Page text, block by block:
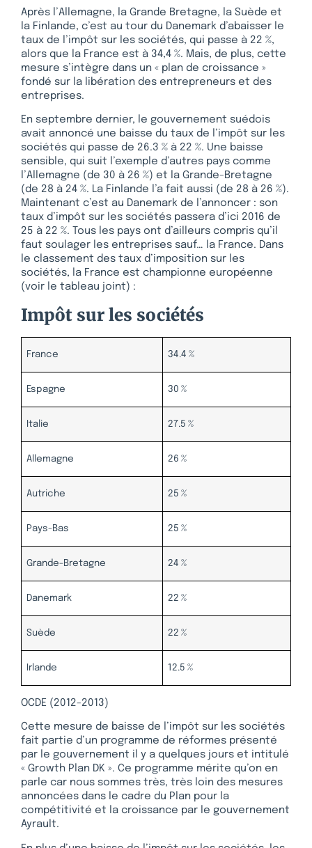
Après l’Allemagne, la Grande Bretagne, la Suède et
la Finlande, c’est au tour du Danemark d’abaisser le
taux de l’impôt sur les sociétés, qui passe à 22 %,
alors que la France est à 34,4 %. Mais, de plus, cette
mesure s’intègre dans un « plan de croissance »
fondé sur la libération des entrepreneurs et des
entreprises.
En septembre dernier, le gouvernement suédois
avait annoncé une baisse du taux de l’impôt sur les
sociétés qui passe de 26.3 % à 22 %. Une baisse
sensible, qui suit l’exemple d’autres pays comme
l’Allemagne (de 30 à 26 %) et la Grande-Bretagne
(de 28 à 24 %. La Finlande l’a fait aussi (de 28 à 26 %).
Maintenant c’est au Danemark de l’annoncer : son
taux d’impôt sur les sociétés passera d’ici 2016 de
25 à 22 %. Tous les pays ont d’ailleurs compris qu’il
faut soulager les entreprises sauf… la France. Dans
le classement des taux d’imposition sur les
sociétés, la France est championne européenne
(voir le tableau joint) :
Impôt sur les sociétés
France 34.4 %
Espagne 30 %
Italie 27.5 %
Allemagne 26 %
Autriche 25 %
Pays-Bas 25 %
Grande-Bretagne 24 %
Danemark 22 %
Suède 22 %
Irlande 12.5 %
OCDE (2012-2013)
Cette mesure de baisse de l’impôt sur les sociétés
fait partie d’un programme de réformes présenté
par le gouvernement il y a quelques jours et intitulé
« Growth Plan DK ». Ce programme mérite qu’on en
parle car nous sommes très, très loin des mesures
annoncées dans le cadre du Plan pour la
compétitivité et la croissance par le gouvernement
Ayrault.